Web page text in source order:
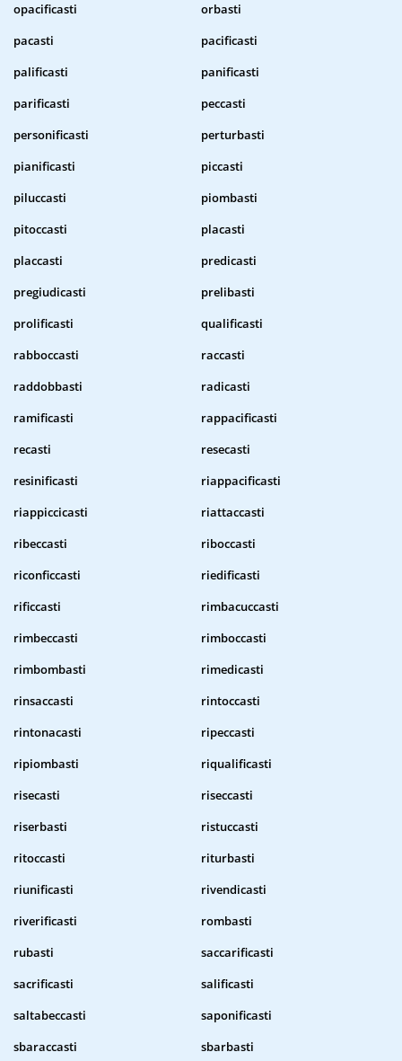
opacificasti
orbasti
pacasti
pacificasti
palificasti
panificasti
parificasti
peccasti
personificasti
perturbasti
pianificasti
piccasti
piluccasti
piombasti
pitoccasti
placasti
placcasti
predicasti
pregiudicasti
prelibasti
prolificasti
qualificasti
rabboccasti
raccasti
raddobbasti
radicasti
ramificasti
rappacificasti
recasti
resecasti
resinificasti
riappacificasti
riappiccicasti
riattaccasti
ribeccasti
riboccasti
riconficcasti
riedificasti
rificcasti
rimbacuccasti
rimbeccasti
rimboccasti
rimbombasti
rimedicasti
rinsaccasti
rintoccasti
rintonacasti
ripeccasti
ripiombasti
riqualificasti
risecasti
riseccasti
riserbasti
ristuccasti
ritoccasti
riturbasti
riunificasti
rivendicasti
riverificasti
rombasti
rubasti
saccarificasti
sacrificasti
salificasti
saltabeccasti
saponificasti
sbaraccasti
sbarbasti